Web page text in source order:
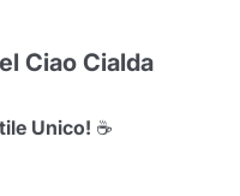
Ciao Cialda
Unico! ☕